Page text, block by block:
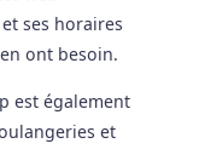
ses horaires
ont besoin.
est également
et